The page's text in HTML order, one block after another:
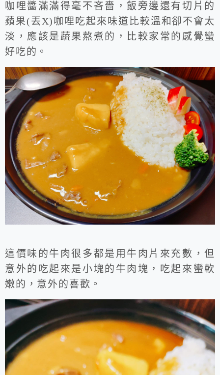
咖哩醬滿滿得毫不吝嗇，飯旁邊還有切片的
蘋果(丟X)咖哩吃起來味道比較溫和卻不會太
淡，應該是蔬果熬煮的，比較家常的感覺蠻
好吃的。
這價味的牛肉很多都是用牛肉片來充數，但
意外的吃起來是小塊的牛肉塊，吃起來蠻軟
嫩的，意外的喜歡。